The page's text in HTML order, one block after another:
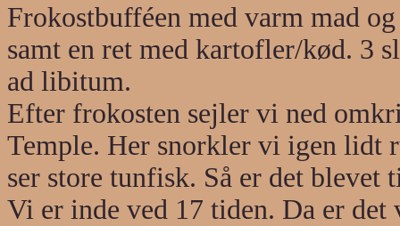
Frokostbufféen med varm mad
samt en ret med kartofler/kød. 3
ad libitum.
Efter frokosten sejler vi ned
Temple. Her snorkler vi igen lidt
ser store tunfisk. Så er det
Vi er inde ved 17 tiden. Da er